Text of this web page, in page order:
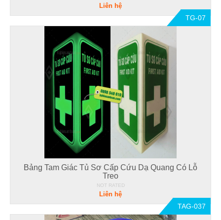
Liên hệ
TG-07
Bảng Tam Giác Tủ Sơ Cấp Cứu Dạ Quang Có Lỗ
Treo
NOT RATED
Liên hệ
TAG-037